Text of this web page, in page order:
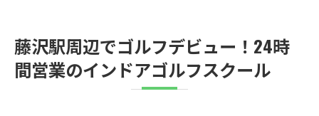
初心者でも安心して通えるサポート体制
インドアゴルフでの練習がオススメな理由
藤沢駅周辺でゴルフデビュー！24時
間営業のインドアゴルフスクール